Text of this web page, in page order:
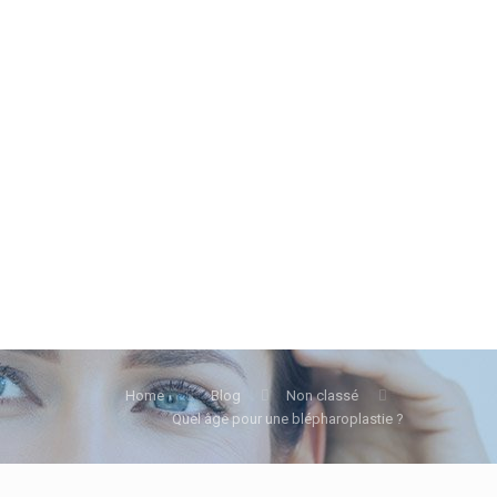
Home Blog
Non classé
Quel âge pour une blépharoplastie ?